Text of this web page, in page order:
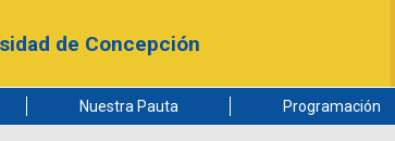
de Concepción
Nuestra Pauta Programación